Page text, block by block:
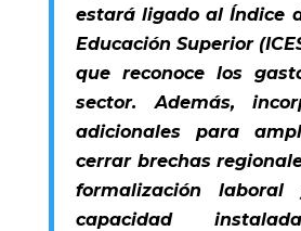
estará ligado al Índice
Educación Superior
que reconoce los
sector. Además,
adicionales para
cerrar brechas
formalización
capacidad